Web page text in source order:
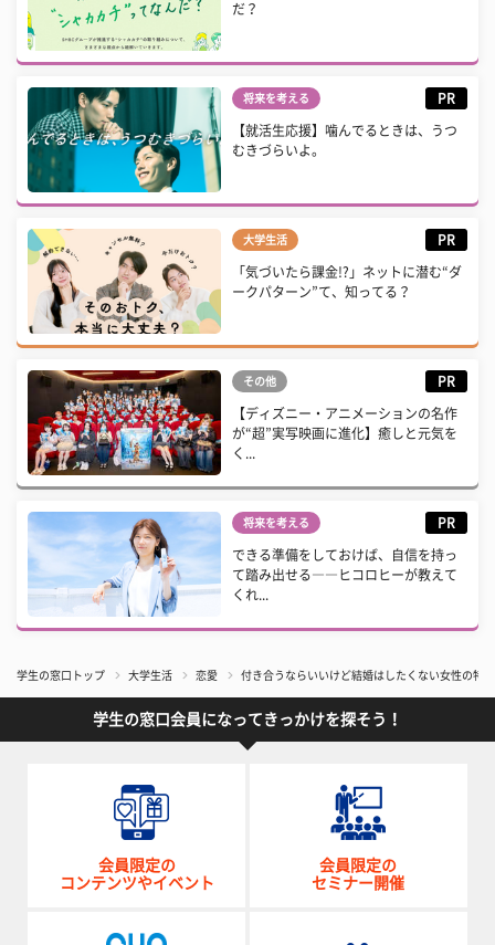
だ？
将来を考える PR
【就活生応援】噛んでるときは、うつ
むきづらいよ。
大学生活 PR
「気づいたら課金!?」ネットに潜む“ダ
ークパターン”て、知ってる？
その他 PR
【ディズニー・アニメーションの名作
が“超”実写映画に進化】癒しと元気を
く...
将来を考える PR
できる準備をしておけば、自信を持っ
て踏み出せる――ヒコロヒーが教えて
くれ...
学生の窓口トップ 大学生活 恋愛 付き合うならいいけど結婚はしたくない女性の特
学生の窓口会員になってきっかけを探そう！
会員限定の
コンテンツやイベント
会員限定の
セミナー開催